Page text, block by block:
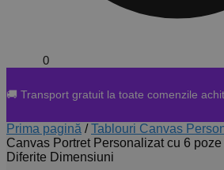
0
🚚 Transport gratuit la toate comenzile
Prima pagină /Tablouri Canvas
Canvas Portret Personalizat cu 6
Diferite Dimensiuni